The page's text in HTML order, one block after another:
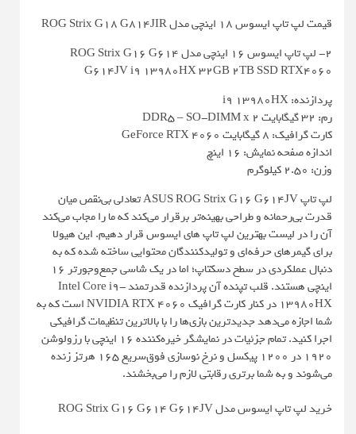
قیمت لپ تاپ ایسوس 18 اینچی مدل ROG Strix G18 G814JIR
2- لپ‌ تاپ ایسوس 16 اینچی مدل ROG Strix G16 G614
G614JV i9 13980HX 32GB 2TB SSD RTX4060
پردازنده: i9 13980HX
رم: 32 گیگابایت DDR5 – SO-DIMM x 2
کارت گرافیک: 8 گیگابایت GeForce RTX 4060
اندازه صفحه نمایش: 16 اینچ
وزن: 2.50 کیلوگرم
لپ تاپ ASUS ROG Strix G16 G614JV تعادلی بی‌نقص میان
قدرت بی‌رحمانه و طراحی بهینه‌تر برقرار می‌کند که ما را مجاب می‌کند
آن را در لیست بهترین لپ تاپ های ایسوس قرار دهیم. این هیولا
برای گیمرهای حرفه‌ای و تولیدکنندگان محتوایی ساخته شده که به
دنبال عملکردی در سطح دسکتاپ؛ اما در یک شاسی جمع‌وجورتر 16
اینچی هستند. قلب تپنده آن پردازنده قدرتمند Intel Core i9-
13980HX در کنار کارت گرافیک NVIDIA RTX 4060 است که به
شما اجازه می‌دهد جدیدترین بازی‌ها را با بالاترین تنظیمات گرافیکی
اجرا کنید. تمام جزئیات در نمایشگر خیره‌کننده 16 اینچی با رزولوشن
1920 در 1200 پیکسل و نرخ نوسازی فوق‌سریع 165 هرتز زنده
می‌شوند و به شما برتری رقابتی لازم را می‌بخشند.
خرید لپ تاپ ایسوس مدل ROG Strix G16 G614 G614JV